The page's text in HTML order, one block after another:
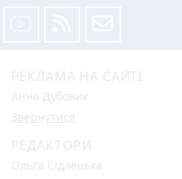
РЕКЛАМА НА САЙТІ
Анна Дубовик
Звернутися
РЕДАКТОРИ
Ольга Сідлецька